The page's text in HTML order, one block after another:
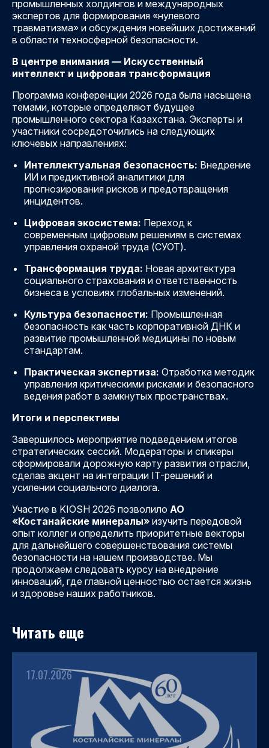
промышленных холдингов и международных
экспертов для формирования «нулевого
травматизма» и обсуждения новейших достижений
в области техносферной безопасности.
В центре внимания — Искусственный
интеллект и цифровая трансформация
Программа конференции 2026 года была насыщена
темами, которые определяют будущее
промышленного сектора Казахстана. Эксперты и
участники сосредоточились на следующих
ключевых направлениях:
Интеллектуальная безопасность: Внедрение
ИИ и предиктивной аналитики для
прогнозирования рисков и предотвращения
инцидентов.
Цифровая экосистема: Переход к
современным цифровым решениям в системах
управления охраной труда (СУОТ).
Трансформация труда: Новая архитектура
социального страхования и ответственность
бизнеса в условиях глобальных изменений.
Культура безопасности: Промышленная
безопасность как часть корпоративной ДНК и
развитие промышленной медицины по новым
стандартам.
Практическая экспертиза: Отработка методик
управления критическими рисками и безопасного
ведения работ в замкнутых пространствах.
Итоги и перспективы
Завершилось мероприятие подведением итогов
стратегических сессий. Модераторы и спикеры
сформировали дорожную карту развития отрасли,
сделав акцент на интеграции IT-решений и
усилении социального диалога.
Участие в KIOSH 2026 позволило АО
«Костанайские минералы» изучить передовой
опыт коллег и определить приоритетные векторы
для дальнейшего совершенствования системы
безопасности на нашем производстве. Мы
продолжаем следовать курсу на внедрение
инноваций, где главной ценностью остается жизнь
и здоровье наших работников.
Читать еще
17.07.2026